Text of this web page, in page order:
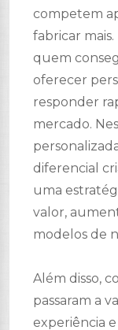
competem
fabricar
quem
oferecer
responder
mercado.
diferencial
uma
valor,
modelos de
Além disso,
passaram a
experiência